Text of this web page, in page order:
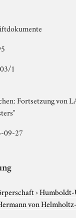
1
Fortsetzung von
09-27
›Humboldt-
von